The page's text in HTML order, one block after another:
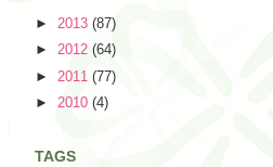
► 2013 (87)
► 2012 (64)
► 2011 (77)
► 2010 (4)
TAGS